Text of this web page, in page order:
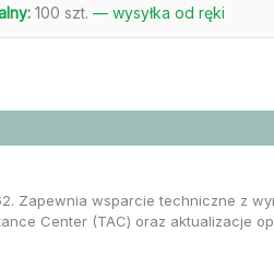
100 szt. — wysyłka od ręki
Zapewnia wsparcie techniczne z
Center (TAC) oraz aktualizacje